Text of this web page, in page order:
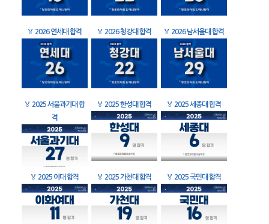
🏅 2026 연세대 합격 🏅 2026 청강대 합격 🏅 2026 남서울대 합격
🏅 2025 서울과기대 합
격
🏅 2025 한성대 합격 🏅 2025 세종대 합격
🏅 2025 이대 합격 🏅 2025 가천대 합격 🏅 2025 국민대 합격